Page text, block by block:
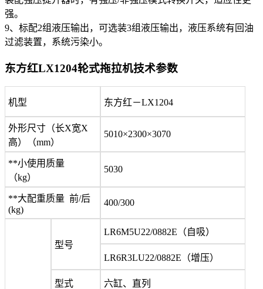
强。
9、标配2组液压输出，可选装3组液压输出，液压系统有回油
过滤装置，系统污染小。
东方红LX1204轮式拖拉机技术参数
机型 东方红－LX1204
外形尺寸（长X宽X
高）（mm）
5010×2300×3070
**小使用质量
（kg）
5030
**大配重质量 前/后
(kg)
400/300
型号
LR6M5U22/0882E（自吸）
LR6R3LU22/0882E（增压）
型式 六缸、直列